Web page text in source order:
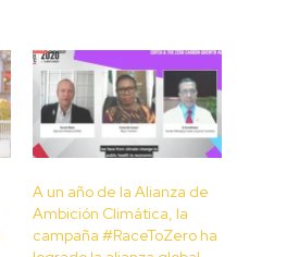
A un año de la Alianza de
Ambición Climática, la
campaña #RaceToZero ha